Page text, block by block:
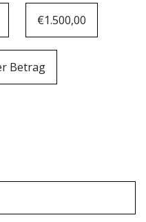
€1.500,00
Betrag